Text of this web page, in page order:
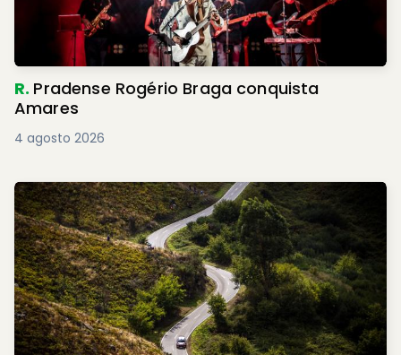
R. Pradense Rogério Braga conquista
Amares
4 agosto 2026